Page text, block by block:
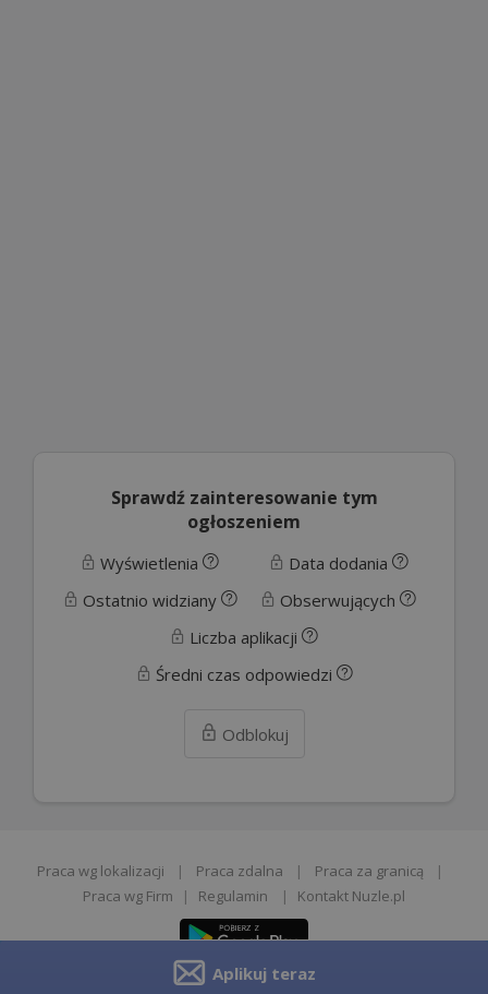
Aplikuj teraz
Sprawdź zainteresowanie tym
ogłoszeniem
Wyświetlenia
Data dodania
Ostatnio widziany
Obserwujących
Liczba aplikacji
Średni czas odpowiedzi
Odblokuj
Praca wg lokalizacji | Praca zdalna | Praca za granicą
|
Praca wg Firm
| Regulamin | Kontakt Nuzle.pl
Zgłoś opinie